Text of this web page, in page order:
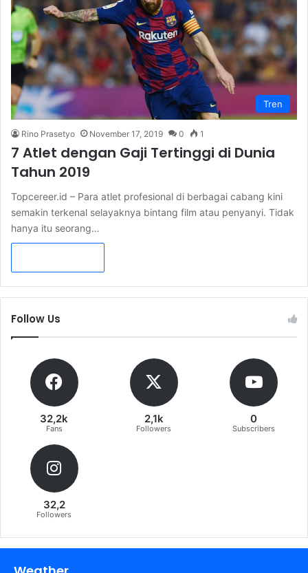
Tren
Rino Prasetyo November 17, 2019 0 1
7 Atlet dengan Gaji Tertinggi di Dunia
Tahun 2019
Topcereer.id – Para atlet profesional di berbagai cabang kini
semakin terkenal selayaknya bintang film atau penyanyi. Tidak
hanya itu seorang…
Follow Us
32,2k
Fans
2,1k
Followers
0
Subscribers
32,2
Followers